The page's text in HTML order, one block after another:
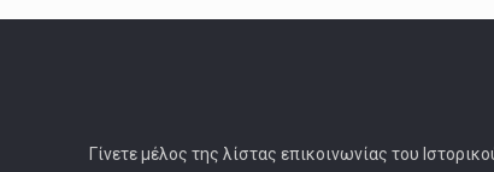
Γίνετε μέλος της λίστας επικοινωνίας του